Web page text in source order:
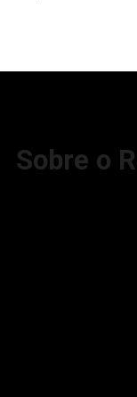
Sobre o